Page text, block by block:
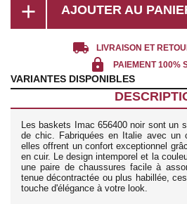
add AJOUTER AU
local_shipping LIVRAISON ET
lock PAIEMENT 100%
VARIANTES DISPONIBLES
Les baskets Imac 656400 noir sont un
de chic. Fabriquées en Italie avec un
elles offrent un confort exceptionnel
en cuir. Le design intemporel et la
une paire de chaussures facile à
tenue décontractée ou plus habillée,
touche d'élégance à votre look.